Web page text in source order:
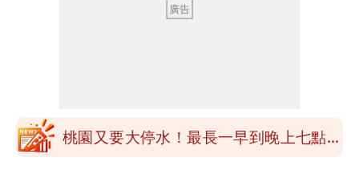
男裁判勒令女選手「解衣」檢查
揮別9年演藝圈 女演員當「全職運將」
回1句笑翻10萬人
桃園又要大停水！最長一早到晚上七點都